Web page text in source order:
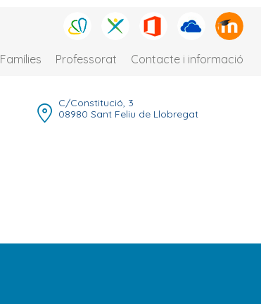
Famílies Professorat Contacte i informació
C/Constitució, 3
08980 Sant Feliu de Llobregat